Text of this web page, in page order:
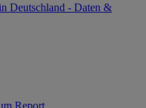
Deutschland - Daten &
Report